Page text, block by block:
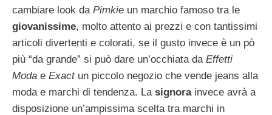
cambiare look da Pimkie un marchio famoso tra le
giovanissime, molto attento ai prezzi e con tantissimi
articoli divertenti e colorati, se il gusto invece è un pò
più “da grande” si può dare un’occhiata da Effetti
Moda e Exactun piccolo negozio che vende jeans alla
moda e marchi di tendenza. La signorainvece avrà a
disposizione un’ampissima scelta tra marchi in